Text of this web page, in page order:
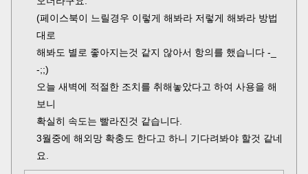
(페이스북이 느릴경우 이렇게 해봐라 저렇게 해봐라 방법
대로
해봐도 별로 좋아지는것 같지 않아서 항의를 했습니다 -_
-;;)
오늘 새벽에 적절한 조치를 취해놓았다고 하여 사용을 해
보니
확실히 속도는 빨라진것 같습니다.
3월중에 해외망 확충도 한다고 하니 기다려봐야 할것 같네
요.